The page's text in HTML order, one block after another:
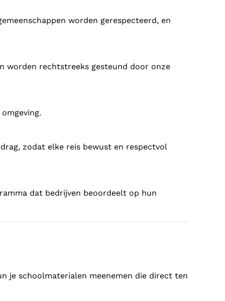
worden gerespecteerd, en
worden rechtstreeks gesteund door onze
zodat elke reis bewust en respectvol
dat bedrijven beoordeelt op hun
je schoolmaterialen meenemen die direct ten